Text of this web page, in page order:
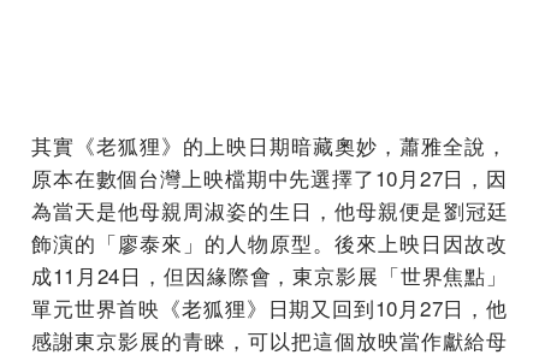
其實《老狐狸》的上映日期暗藏奧妙，蕭雅全說，
原本在數個台灣上映檔期中先選擇了10月27日， 因
為當天是他母親周淑姿的生日，他母親便是劉冠廷
飾演的「廖泰來」的人物原型。後來上映日因故改
成11月24日，但因緣際會，東京影展「世界焦點」
單元世界首映《老狐狸》 日期又回到10月27日，他
感謝東京影展的青睞， 可以把這個放映當作獻給母